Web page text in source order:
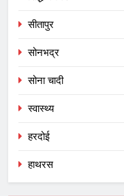
सीतापुर
सोनभद्र
सोना चादी
स्वास्थ्य
हरदोई
हाथरस